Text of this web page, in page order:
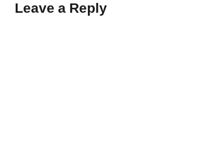
Leave a Reply